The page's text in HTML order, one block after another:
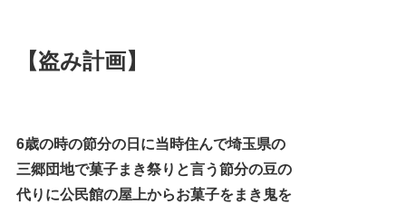
【盗み計画】
6歳の時の節分の日に当時住んで埼玉県の
三郷団地で菓子まき祭りと言う節分の豆の
代りに公民館の屋上からお菓子をまき鬼を